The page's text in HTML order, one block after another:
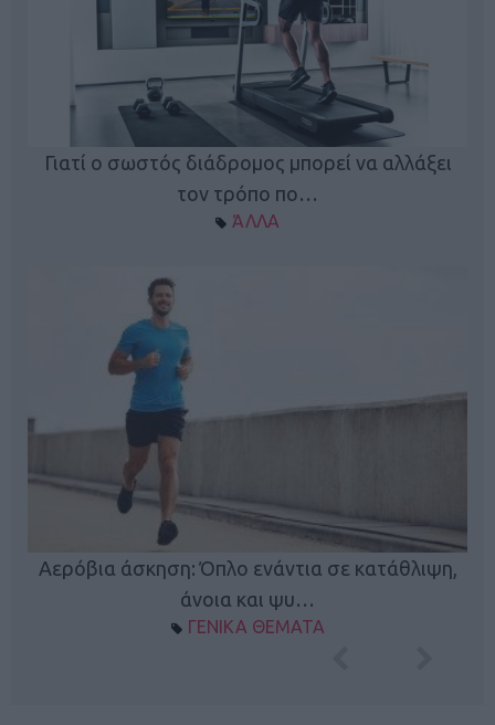
Γιατί ο σωστός διάδρομος μπορεί να αλλάξει
τον τρόπο πο…
ΆΛΛΑ
Αερόβια άσκηση: Όπλο ενάντια σε κατάθλιψη,
άνοια και ψυ…
ΓΕΝΙΚΑ ΘΕΜΑΤΑ